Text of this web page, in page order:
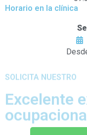
Horario en la clínica
SOLICITA NUESTRO
Excelente